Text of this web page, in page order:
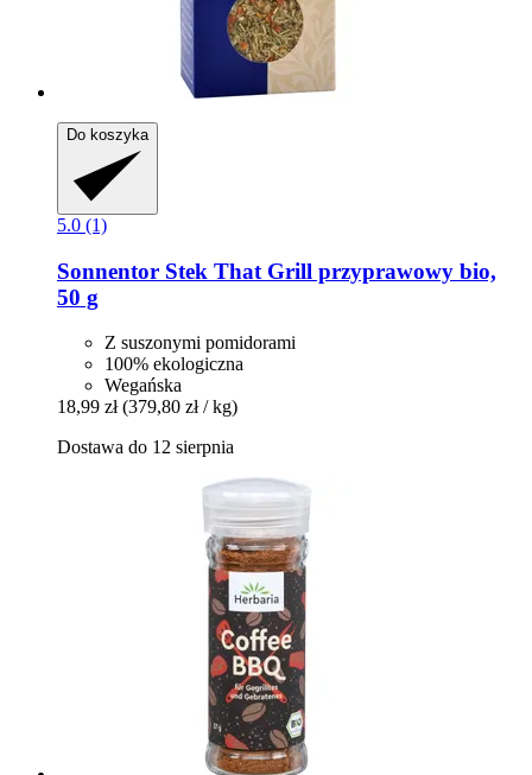
Do koszyka
5.0 (1)
Sonnentor Stek That Grill przyprawowy bio,
50 g
Z suszonymi pomidorami
100% ekologiczna
Wegańska
18,99 zł (379,80 zł / kg)
Dostawa do 12 sierpnia